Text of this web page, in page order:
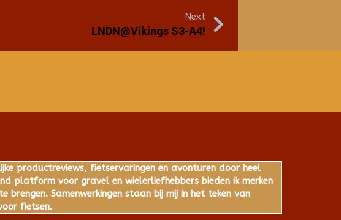
Next
LNDN@Vikings S3-A4!
productreviews, fietservaringen en avonturen door heel
platform voor gravel en wielerliefhebbers bieden ik merken
Samenwerkingen staan bij mij in het teken van
fietsen.